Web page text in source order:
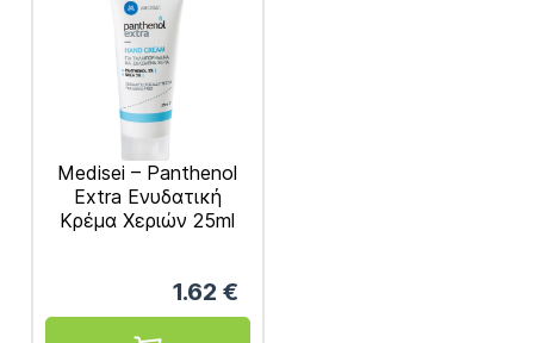
Medisei – Panthenol
Extra Ενυδατική
Κρέμα Χεριών 25ml
1.62 €